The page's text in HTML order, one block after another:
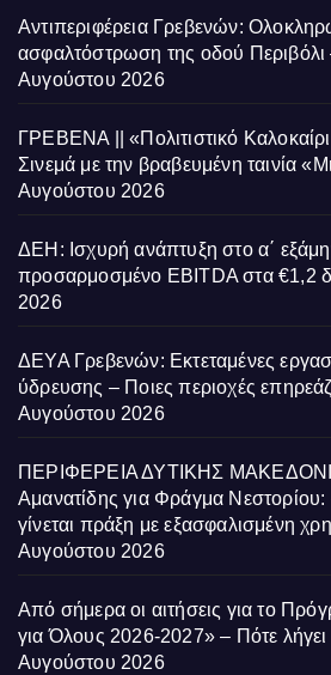
Αντιπεριφέρεια Γρεβενών:
ασφαλτόστρωση της οδού Περιβόλι
Αυγούστου 2026
ΓΡΕΒΕΝΑ || «Πολιτιστικό
Σινεμά με την βραβευμένη ταινία
Αυγούστου 2026
ΔΕΗ: Ισχυρή ανάπτυξη στο α΄
προσαρμοσμένο EBITDA στα €1,2
2026
ΔΕΥΑ Γρεβενών: Εκτεταμένες
ύδρευσης – Ποιες περιοχές
Αυγούστου 2026
ΠΕΡΙΦΕΡΕΙΑ ΔΥΤΙΚΗΣ
Αμανατίδης για Φράγμα
γίνεται πράξη με εξασφαλισμένη
Αυγούστου 2026
Από σήμερα οι αιτήσεις για το
για Όλους 2026-2027» – Πότε
Αυγούστου 2026